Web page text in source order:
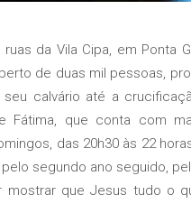
da Vila Cipa, em Ponta
de duas mil pessoas,
calvário até a
Fátima, que conta com
das 20h30 às 22
segundo ano seguido,
que Jesus tudo o